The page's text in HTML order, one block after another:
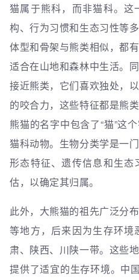
猫属于熊科，而非猫科。这
构、行为习惯和生态习性等
体型和骨架与熊类相似，都
适合在山地和森林中生活。
接近熊类，它们喜欢独处，
的咬合力，这些特征都是熊
熊猫的名字中包含了“猫”这
猫科动物。生物分类学是一
形态特征、遗传信息和生
估，以确定其归属。
此外，大熊猫的祖先广泛分
等地方，后来因为生存环
肃、陕西、川陕一带。这些
提供了适宜的生存环境。中